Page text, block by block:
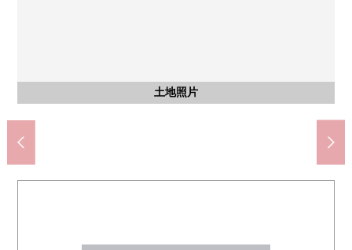
土地照片
土地照片
土地照片
土地照片
土地照片
土地照片
含有前面道路的外观
含有前面道路的外观
光阳小学(约280m)
光阳中学(约530m)
幸运的新琴似第4个通店(约460m)
开花内科(约500m)
TSURUHA药品新琴似第4个通店(约600m)
札幌新琴似五条邮局(约260m)